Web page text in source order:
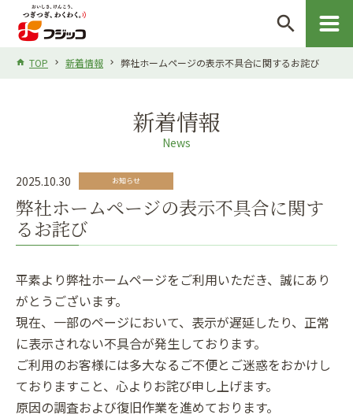
search
TOP 新着情報 弊社ホームページの表示不具合に関するお詫び
新着情報
News
2025.10.30 お知らせ
弊社ホームページの表示不具合に関す
るお詫び
平素より弊社ホームページをご利用いただき、誠にあり
がとうございます。
現在、一部のページにおいて、表示が遅延したり、正常
に表示されない不具合が発生しております。
ご利用のお客様には多大なるご不便とご迷惑をおかけし
ておりますこと、心よりお詫び申し上げます。
原因の調査および復旧作業を進めております。